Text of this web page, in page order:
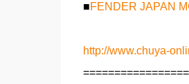
■FENDER JAPAN
http://www.chuya-